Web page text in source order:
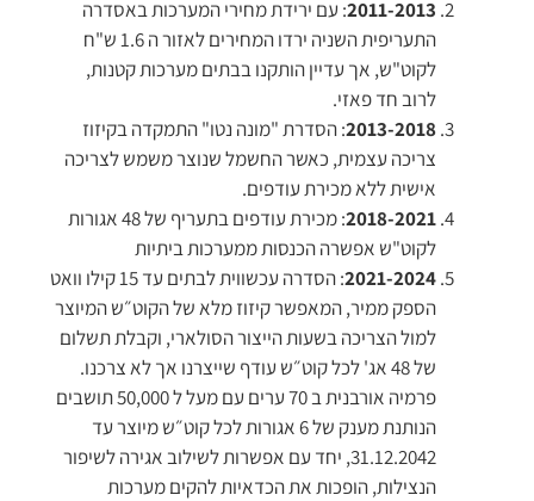
2011-2013: עם ירידת מחירי המערכות באסדרה
התעריפית השניה ירדו המחירים לאזור ה 1.6 ש"ח
לקוט"ש, אך עדיין הותקנו בבתים מערכות קטנות,
לרוב חד פאזי.
2013-2018: הסדרת "מונה נטו" התמקדה בקיזוז
צריכה עצמית, כאשר החשמל שנוצר משמש לצריכה
אישית ללא מכירת עודפים​.
2018-2021
: מכירת עודפים בתעריף של 48 אגורות
לקוט"ש אפשרה הכנסות ממערכות ביתיות​
2021-2024
: הסדרה עכשווית לבתים עד 15 קילו וואט
הספק ממיר, המאפשר קיזוז מלא של הקוט״ש המיוצר
למול הצריכה בשעות הייצור הסולארי, וקבלת תשלום
של 48 אג' לכל קוט״ש עודף שייצרנו אך לא צרכנו.
פרמיה אורבנית ב 70 ערים עם מעל ל 50,000 תושבים
הנותנת מענק של 6 אגורות לכל קוט״ש מיוצר עד
31.12.2042, יחד עם אפשרות לשילוב אגירה לשיפור
הנצילות​, הופכות את הכדאיות להקים מערכות